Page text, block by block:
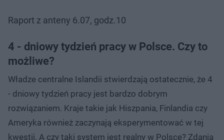
Raport z anteny 6.07, godz.10
4 - dniowy tydzień pracy w Polsce. Czy to
możliwe?
Władze centralne Islandii stwierdzają ostatecznie, że 4
- dniowy tydzień pracy jest bardzo dobrym
rozwiązaniem. Kraje takie jak Hiszpania, Finlandia czy
Ameryka również zaczynają eksperymentować w tej
kwestii. A czy taki system jest realny w Polsce? Zdania